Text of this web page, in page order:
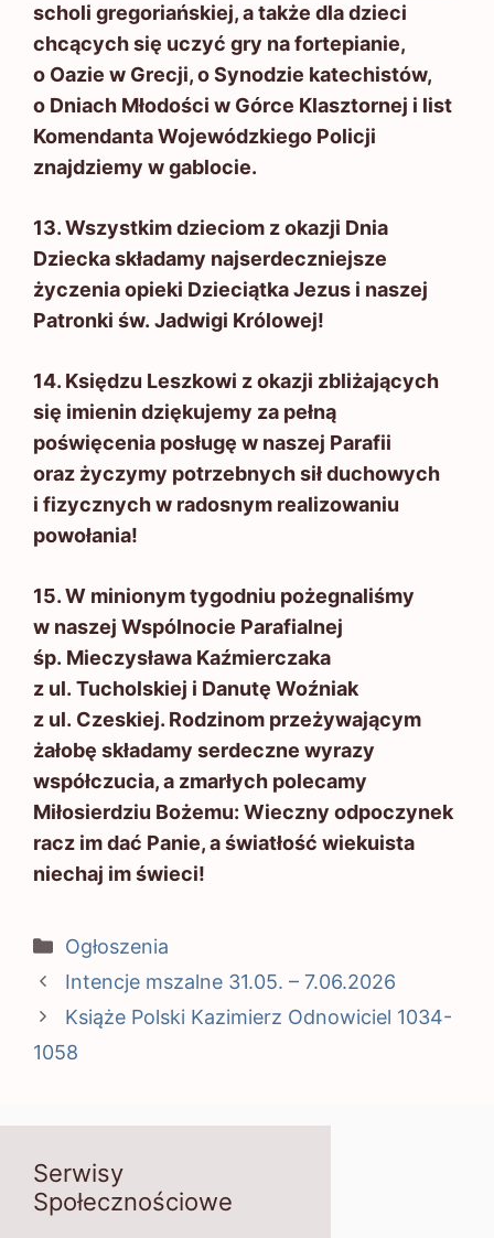
scholi gregoriańskiej, a także dla dzieci
chcących się uczyć gry na fortepianie,
o Oazie w Grecji, o Synodzie katechistów,
o Dniach Młodości w Górce Klasztornej i list
Komendanta Wojewódzkiego Policji
znajdziemy w gablocie.
13. Wszystkim dzieciom z okazji Dnia
Dziecka składamy najserdeczniejsze
życzenia opieki Dzieciątka Jezus i naszej
Patronki św. Jadwigi Królowej!
14. Księdzu Leszkowi z okazji zbliżających
się imienin dziękujemy za pełną
poświęcenia posługę w naszej Parafii
oraz życzymy potrzebnych sił duchowych
i fizycznych w radosnym realizowaniu
powołania!
15. W minionym tygodniu pożegnaliśmy
w naszej Wspólnocie Parafialnej
śp. Mieczysława Kaźmierczaka
z ul. Tucholskiej i Danutę Woźniak
z ul. Czeskiej. Rodzinom przeżywającym
żałobę składamy serdeczne wyrazy
współczucia, a zmarłych polecamy
Miłosierdziu Bożemu: Wieczny odpoczynek
racz im dać Panie, a światłość wiekuista
niechaj im świeci!
Kategorie
Ogłoszenia
Intencje mszalne 31.05. – 7.06.2026
Książe Polski Kazimierz Odnowiciel 1034-
1058
Serwisy
Społecznościowe